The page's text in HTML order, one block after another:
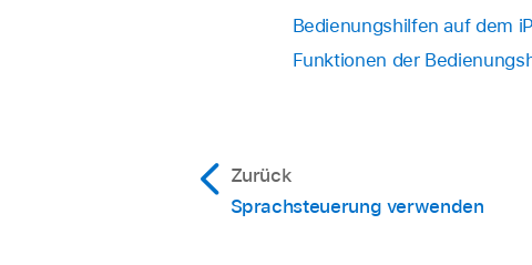
Bedienungshilfen auf dem
Funktionen der
Zurück
Sprachsteuerung verwenden